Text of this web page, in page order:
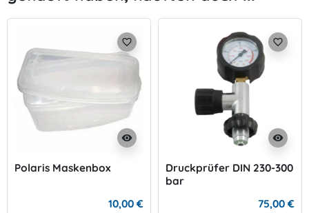
visibility
favorite_border
Polaris Maskenbox
10,00 €
visibility
favorite_border
Druckprüfer DIN 230-300
bar
75,00 €